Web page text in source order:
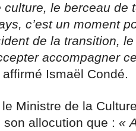
culture, le berceau de
c’est un moment
de la transition,
accompagner
affirmé Ismaël Condé.
Ministre de la
allocution que : «